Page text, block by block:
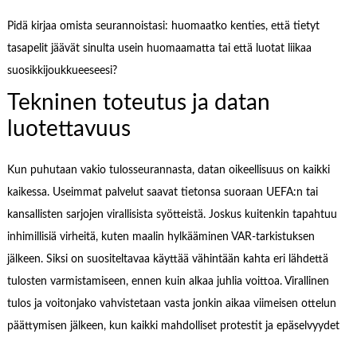
Pidä kirjaa omista seurannoistasi: huomaatko kenties, että tietyt
tasapelit jäävät sinulta usein huomaamatta tai että luotat liikaa
suosikkijoukkueeseesi?
Tekninen toteutus ja datan
luotettavuus
Kun puhutaan vakio tulosseurannasta, datan oikeellisuus on kaikki
kaikessa. Useimmat palvelut saavat tietonsa suoraan UEFA:n tai
kansallisten sarjojen virallisista syötteistä. Joskus kuitenkin tapahtuu
inhimillisiä virheitä, kuten maalin hylkääminen VAR-tarkistuksen
jälkeen. Siksi on suositeltavaa käyttää vähintään kahta eri lähdettä
tulosten varmistamiseen, ennen kuin alkaa juhlia voittoa. Virallinen
tulos ja voitonjako vahvistetaan vasta jonkin aikaa viimeisen ottelun
päättymisen jälkeen, kun kaikki mahdolliset protestit ja epäselvyydet